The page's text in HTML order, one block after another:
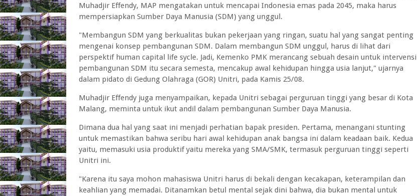
Muhadjir Effendy, MAP mengatakan untuk mencapai Indonesia emas pada 2045, maka harus
mempersiapkan Sumber Daya Manusia (SDM) yang unggul.
"Membangun SDM yang berkualitas bukan pekerjaan yang ringan, suatu hal yang sangat penting
mengenai konsep pembangunan SDM. Dalam membangun SDM unggul, harus di lihat dari
perspektif human capital life sycle. Jadi, Kemenko PMK merancang sebuah desain untuk intervensi
pembangunan SDM itu secara semesta, mencakup awal kehidupan hingga usia lanjut," ujarnya
dalam pidato di Gedung Olahraga (GOR) Unitri, pada Kamis 25/08.
Muhadjir Effendy juga menyampaikan, kepada Unitri sebagai perguruan tinggi yang besar di Kota
Malang, meminta untuk ikut andil dalam pembangunan Sumber Daya Manusia.
Dimana dua hal yang saat ini menjadi perhatian bapak presiden. Pertama, menangani stunting
untuk memastikan bahwa seribu hari awal kehidupan anak bangsa ini dalam keadaan baik. Kedua
yaitu, memasuki usia produktif yaitu mereka yang SMA/SMK, termasuk perguruan tinggi seperti
Unitri ini.
"Karena itu saya mohon mahasiswa Unitri harus di bekali dengan kecakapan, keterampilan dan
keahlian yang memadai. Ditanamkan betul mental sejak dini bahwa, dia bukan mental untuk